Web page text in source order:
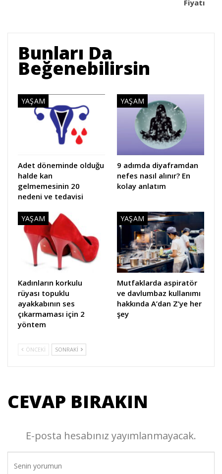
Fiyatı
Bunları Da
Beğenebilirsin
YAŞAM
Adet döneminde olduğu
halde kan
gelmemesinin 20
nedeni ve tedavisi
YAŞAM
9 adımda diyaframdan
nefes nasıl alınır? En
kolay anlatım
YAŞAM
Kadınların korkulu
rüyası topuklu
ayakkabının ses
çıkarmaması için 2
yöntem
YAŞAM
Mutfaklarda aspiratör
ve davlumbaz kullanımı
hakkında A’dan Z’ye her
şey
ÖNCEKI SONRAKI
CEVAP BIRAKIN
E-posta hesabınız yayımlanmayacak.